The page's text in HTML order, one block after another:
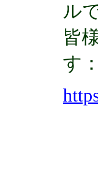
ル
皆
す：